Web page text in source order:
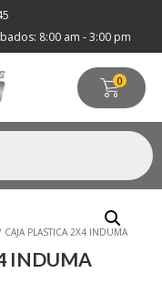
8:00 am - 3:00 pm
0
PLASTICA 2X4 INDUMA
INDUMA